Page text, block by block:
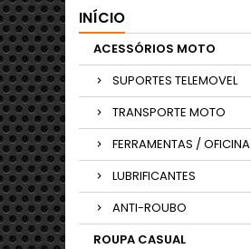
INÍCIO
ACESSÓRIOS MOTO
SUPORTES TELEMOVEL
TRANSPORTE MOTO
FERRAMENTAS / OFICINA
LUBRIFICANTES
ANTI-ROUBO
ROUPA CASUAL